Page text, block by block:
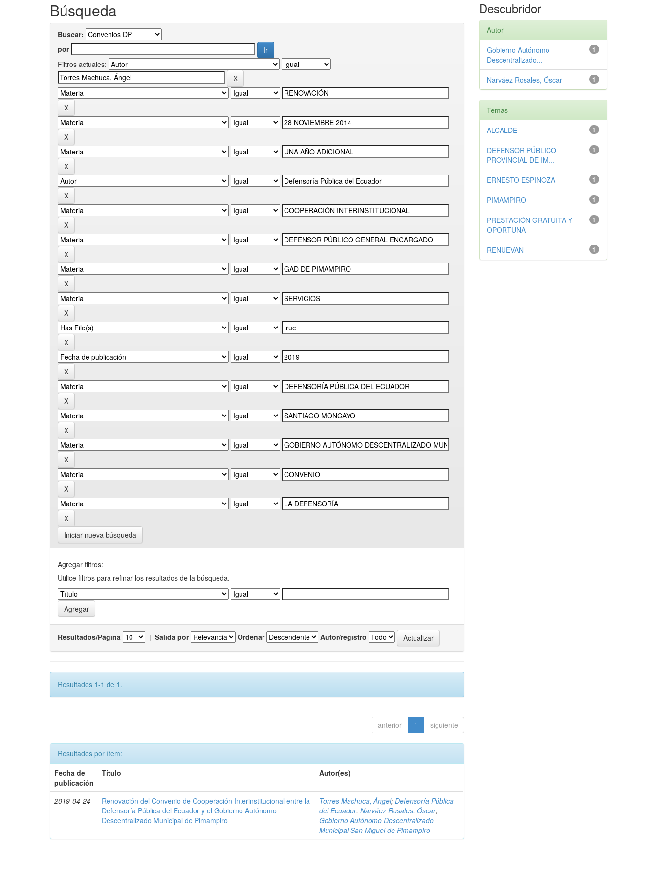
Búsqueda
Buscar:
por
Filtros actuales:
Iniciar nueva búsqueda
Agregar filtros:
Utilice filtros para refinar los resultados de la búsqueda.
Resultados/Página | Salida por Ordenar Autor/registro
Resultados 1-1 de 1.
anterior 1 siguiente
Resultados por ítem:
Fecha de
publicación
Título Autor(es)
2019-04-24
Renovación del Convenio de Cooperación Interinstitucional entre la
Defensoría Pública del Ecuador y el Gobierno Autónomo
Descentralizado Municipal de Pimampiro
Torres Machuca, Ángel;Defensoría Pública
del Ecuador;Narváez Rosales, Óscar;
Gobierno Autónomo Descentralizado
Municipal San Miguel de Pimampiro
Descubridor
Autor
1
Gobierno Autónomo
Descentralizado...
1
Narváez Rosales, Óscar
Temas
1
ALCALDE
1
DEFENSOR PÚBLICO
PROVINCIAL DE IM...
1
ERNESTO ESPINOZA
1
PIMAMPIRO
1
PRESTACIÓN GRATUITA Y
OPORTUNA
1
RENUEVAN